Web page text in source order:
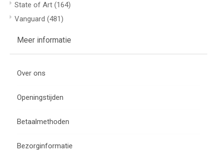
State of Art (164)
Vanguard (481)
Meer informatie
Over ons
Openingstijden
Betaalmethoden
Bezorginformatie